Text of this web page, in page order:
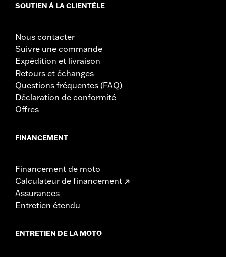
SOUTIEN À LA CLIENTÈLE
Nous contacter
Suivre une commande
Expédition et livraison
Retours et échanges
Questions fréquentes (FAQ)
Déclaration de conformité
Offres
FINANCEMENT
Financement de moto
Calculateur de financement
Assurances
Entretien étendu
ENTRETIEN DE LA MOTO